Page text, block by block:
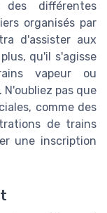
des différentes
organisés par
d'assister aux
qu'il s'agisse
vapeur ou
pas que
comme des
de trains
une inscription